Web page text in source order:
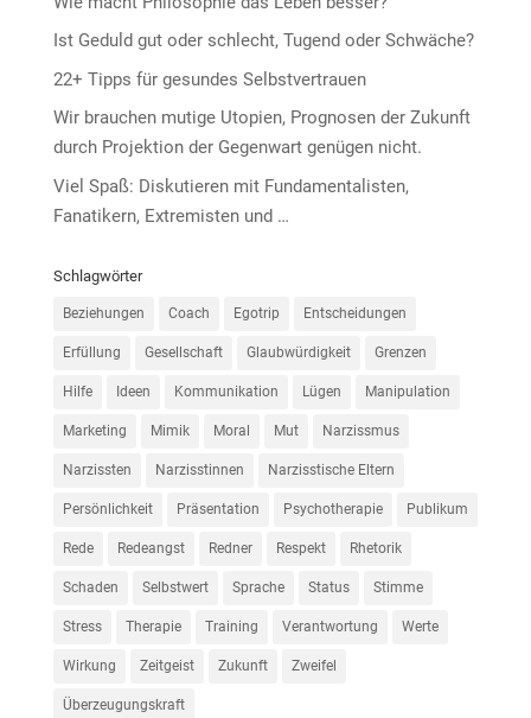
Ist Geduld gut oder schlecht, Tugend oder Schwäche?
22+ Tipps für gesundes Selbstvertrauen
Wir brauchen mutige Utopien, Prognosen der Zukunft
durch Projektion der Gegenwart genügen nicht.
Viel Spaß: Diskutieren mit Fundamentalisten,
Fanatikern, Extremisten und …
Schlagwörter
Beziehungen Coach Egotrip Entscheidungen
Erfüllung Gesellschaft Glaubwürdigkeit Grenzen
Hilfe Ideen Kommunikation Lügen Manipulation
Marketing Mimik Moral Mut Narzissmus
Narzissten Narzisstinnen Narzisstische Eltern
Persönlichkeit Präsentation Psychotherapie Publikum
Rede Redeangst Redner Respekt Rhetorik
Schaden Selbstwert Sprache Status Stimme
Stress Therapie Training Verantwortung Werte
Wirkung Zeitgeist Zukunft Zweifel
Überzeugungskraft